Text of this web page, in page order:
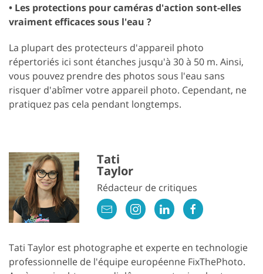
• Les protections pour caméras d'action sont-elles
vraiment efficaces sous l'eau ?
La plupart des protecteurs d'appareil photo
répertoriés ici sont étanches jusqu'à 30 à 50 m. Ainsi,
vous pouvez prendre des photos sous l'eau sans
risquer d'abîmer votre appareil photo. Cependant, ne
pratiquez pas cela pendant longtemps.
Tati
Taylor
Rédacteur de critiques
Tati Taylor est photographe et experte en technologie
professionnelle de l'équipe européenne FixThePhoto.